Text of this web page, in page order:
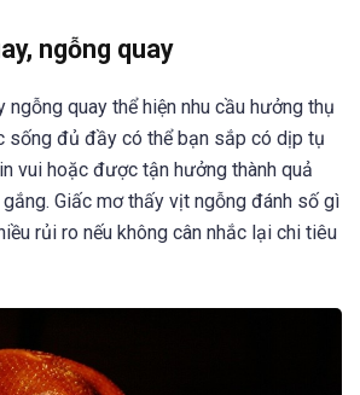
ngỗng quay
ngỗng quay thể hiện nhu cầu hưởng thụ
sống đủ đầy có thể bạn sắp có dịp tụ
vui hoặc được tận hưởng thành quả
Giấc mơ thấy vịt ngỗng đánh số gì
rủi ro nếu không cân nhắc lại chi tiêu